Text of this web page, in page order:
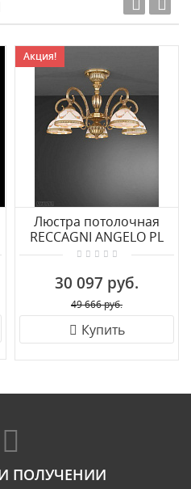
Акция!
Люстра потолочная
RECCAGNI ANGELO PL
8120/5
30 097 руб.
49 666 руб.
Купить
ПОЛУЧЕНИИ